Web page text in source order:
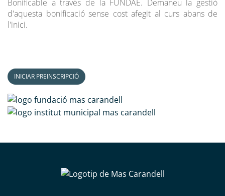
Bonificable a través de la FUNDAE. Demaneu la gestió
d'aquesta bonificació sense cost afegit al curs abans de
l'inici.
INICIAR PREINSCRIPCIÓ